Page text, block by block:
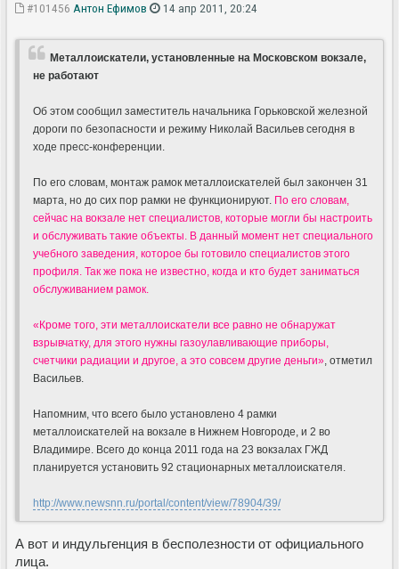
#101456 Антон Ефимов 14 апр 2011, 20:24
Металлоискатели, установленные на Московском вокзале,
не работают
Об этом сообщил заместитель начальника Горьковской железной
дороги по безопасности и режиму Николай Васильев сегодня в
ходе пресс-конференции.
По его словам, монтаж рамок металлоискателей был закончен 31
марта, но до сих пор рамки не функционируют. По его словам,
сейчас на вокзале нет специалистов, которые могли бы настроить
и обслуживать такие объекты. В данный момент нет специального
учебного заведения, которое бы готовило специалистов этого
профиля. Так же пока не известно, когда и кто будет заниматься
обслуживанием рамок.
«Кроме того, эти металлоискатели все равно не обнаружат
взрывчатку, для этого нужны газоулавливающие приборы,
счетчики радиации и другое, а это совсем другие деньги», отметил
Васильев.
Напомним, что всего было установлено 4 рамки
металлоискателей на вокзале в Нижнем Новгороде, и 2 во
Владимире. Всего до конца 2011 года на 23 вокзалах ГЖД
планируется установить 92 стационарных металлоискателя.
http://www.newsnn.ru/portal/content/view/78904/39/
А вот и индульгенция в бесполезности от официального
лица.